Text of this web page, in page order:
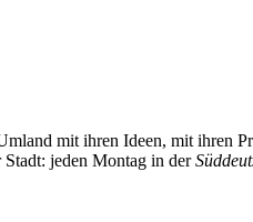
mit ihren Ideen, mit ihren
jeden Montag in der